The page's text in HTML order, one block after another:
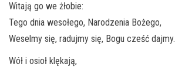
Witają go we żłobie:
Tego dnia wesołego, Narodzenia Bożego,
Weselmy się, radujmy się, Bogu cześć dajmy.
Wół i osioł klękają,